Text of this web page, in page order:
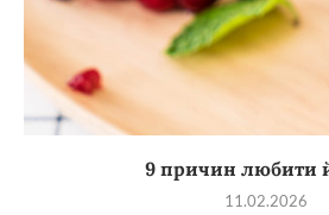
9 причин любити
11.02.2026